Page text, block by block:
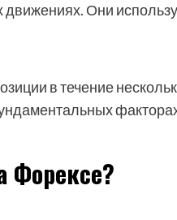
Они
в течение
Форексе?